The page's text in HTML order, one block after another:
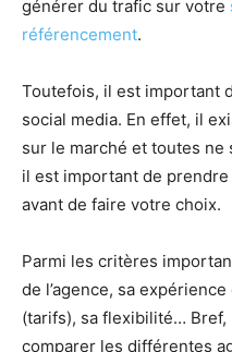
générer du trafic sur votre
référencement.
Toutefois, il est important
social media. En effet, il
sur le marché et toutes ne
il est important de
avant de faire votre choix.
Parmi les critères
de l’agence, sa
(tarifs), sa flexibilité…
comparer les différentes